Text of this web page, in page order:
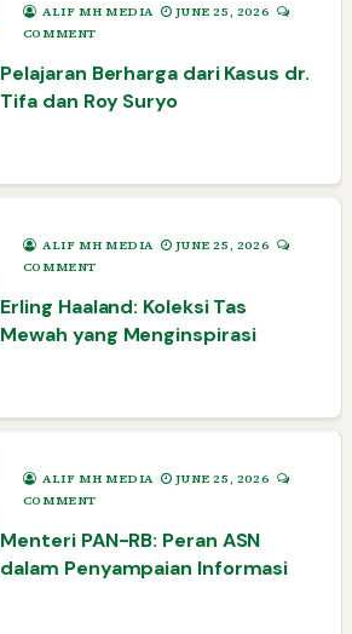
ALIF MH MEDIA
JUNE 25, 2026
COMMENT
Pelajaran Berharga dari Kasus dr.
Tifa dan Roy Suryo
ALIF MH MEDIA
JUNE 25, 2026
COMMENT
Erling Haaland: Koleksi Tas
Mewah yang Menginspirasi
ALIF MH MEDIA
JUNE 25, 2026
COMMENT
Menteri PAN-RB: Peran ASN
dalam Penyampaian Informasi